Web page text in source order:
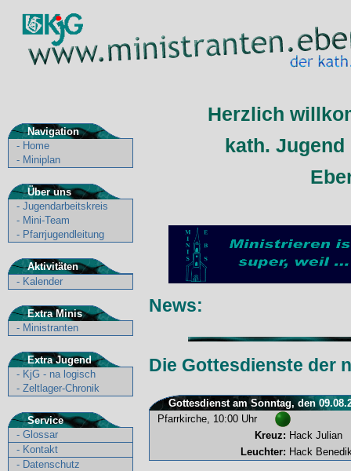
Navigation
- Home
- Miniplan
Über uns
- Jugendarbeitskreis
- Mini-Team
- Pfarrjugendleitung
Aktivitäten
- Kalender
Extra Minis
- Ministranten
Extra Jugend
- KjG - na logisch
- Zeltlager-Chronik
Service
- Glossar
- Kontakt
- Datenschutz
Herzlich
kath.
News:
Die Gottesdienste der
Gottesdienst am Sonntag, den
Pfarrkirche, 10:00 Uhr
Kreuz: Hack Julian
Leuchter: Hack